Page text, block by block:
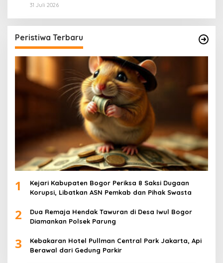
Paling Cuan & Volume Tertinggi 31 Juli 2026
31 Juli 2026
Peristiwa Terbaru
1
Kejari Kabupaten Bogor Periksa 8 Saksi Dugaan
Korupsi, Libatkan ASN Pemkab dan Pihak Swasta
2
Dua Remaja Hendak Tawuran di Desa Iwul Bogor
Diamankan Polsek Parung
3
Kebakaran Hotel Pullman Central Park Jakarta, Api
Berawal dari Gedung Parkir